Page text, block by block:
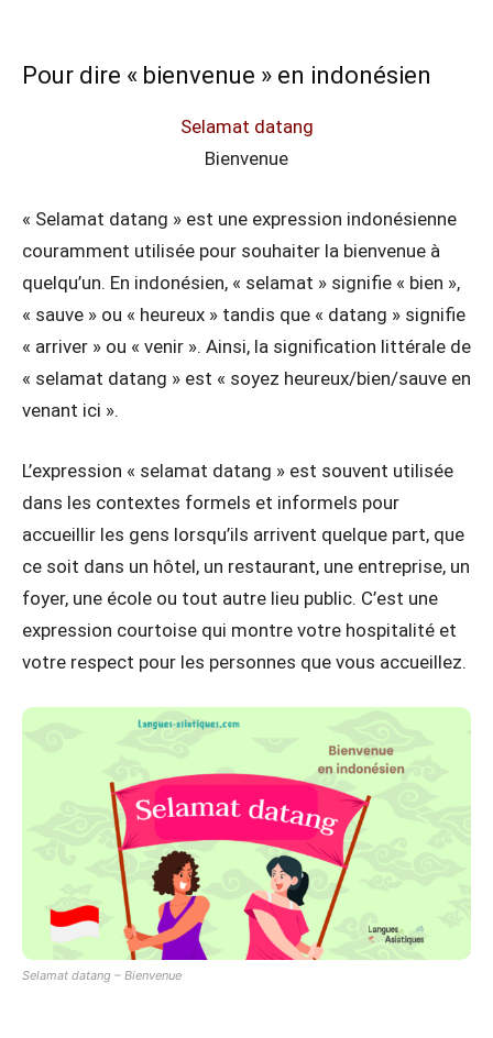
Pour dire « bienvenue » en indonésien
Selamat datang
Bienvenue
« Selamat datang » est une expression indonésienne
couramment utilisée pour souhaiter la bienvenue à
quelqu’un. En indonésien, « selamat » signifie « bien »,
« sauve » ou « heureux » tandis que « datang » signifie
« arriver » ou « venir ». Ainsi, la signification littérale de
« selamat datang » est « soyez heureux/bien/sauve en
venant ici ».
L’expression « selamat datang » est souvent utilisée
dans les contextes formels et informels pour
accueillir les gens lorsqu’ils arrivent quelque part, que
ce soit dans un hôtel, un restaurant, une entreprise, un
foyer, une école ou tout autre lieu public. C’est une
expression courtoise qui montre votre hospitalité et
votre respect pour les personnes que vous accueillez.
Selamat datang – Bienvenue